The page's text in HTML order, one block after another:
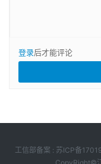
登录后才能评论
工信部备案 : 苏ICP备